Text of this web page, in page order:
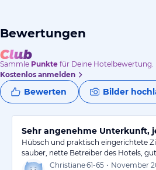
Bewertungen
Sammle Punkte für Deine Hotelbewertung.
Kostenlos anmelden
Bewerten Bilder
Sehr angenehme Unterkunft,
Hübsch und praktisch eingerichtete
sauber, nette Betreiber des Hotels,
Christiane61-65 • November